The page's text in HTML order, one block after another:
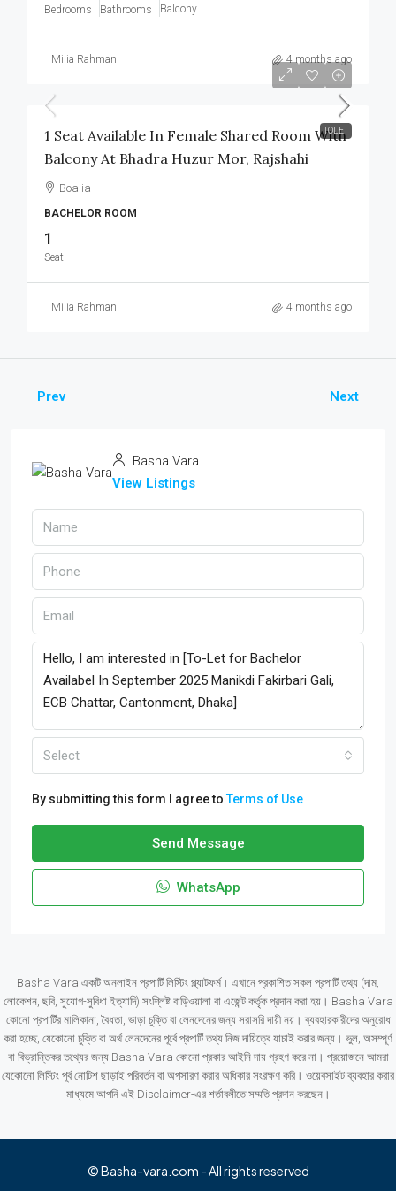
Bedrooms Bathrooms Balcony
Milia Rahman 4 months ago
TOLET
1 Seat Available In Female Shared Room With
Balcony At Bhadra Huzur Mor, Rajshahi
Boalia
BACHELOR ROOM
1
Seat
Milia Rahman 4 months ago
Prev Next
Basha Vara
View Listings
Select
By submitting this form I agree toTerms of Use
Send Message
WhatsApp
Basha Vara একটি অনলাইন প্রপার্টি লিস্টিং প্ল্যাটফর্ম। এখানে প্রকাশিত সকল প্রপার্টি তথ্য (দাম,
লোকেশন, ছবি, সুযোগ-সুবিধা ইত্যাদি) সংশ্লিষ্ট বাড়িওয়ালা বা এজেন্ট কর্তৃক প্রদান করা হয়। Basha Vara
কোনো প্রপার্টির মালিকানা, বৈধতা, ভাড়া চুক্তি বা লেনদেনের জন্য সরাসরি দায়ী নয়। ব্যবহারকারীদের অনুরোধ
করা হচ্ছে, যেকোনো চুক্তি বা অর্থ লেনদেনের পূর্বে প্রপার্টি তথ্য নিজ দায়িত্বে যাচাই করার জন্য। ভুল, অসম্পূর্ণ
বা বিভ্রান্তিকর তথ্যের জন্য Basha Vara কোনো প্রকার আইনি দায় গ্রহণ করে না। প্রয়োজনে আমরা
যেকোনো লিস্টিং পূর্ব নোটিশ ছাড়াই পরিবর্তন বা অপসারণ করার অধিকার সংরক্ষণ করি। ওয়েবসাইট ব্যবহার করার
মাধ্যমে আপনি এই Disclaimer-এর শর্তাবলীতে সম্মতি প্রদান করছেন।
© Basha-vara.com - All rights reserved